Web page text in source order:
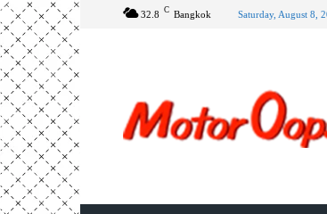
32.8 C Bangkok Saturday, August 8,